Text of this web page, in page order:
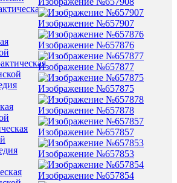
Изображение №657907
Изображение №657876
Изображение №657877
Изображение №657875
Изображение №657878
Изображение №657857
Изображение №657853
Изображение №657854